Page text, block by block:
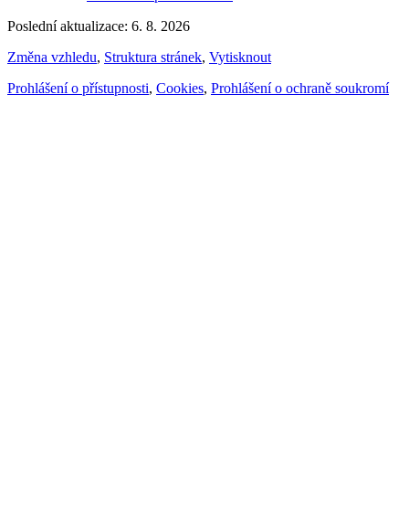
Poslední aktualizace: 6. 8. 2026
Změna vzhledu, Struktura stránek, Vytisknout
Prohlášení o přístupnosti, Cookies, Prohlášení o ochraně soukromí